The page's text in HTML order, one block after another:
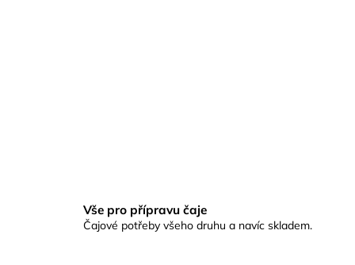
Vše pro přípravu čaje
Čajové potřeby všeho druhu a navíc skladem.